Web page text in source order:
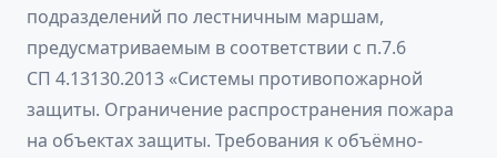
подразделений по лестничным маршам,
предусматриваемым в соответствии с п.7.6
СП 4.13130.2013 «Системы противопожарной
защиты. Ограничение распространения пожара
на объектах защиты. Требования к объёмно-